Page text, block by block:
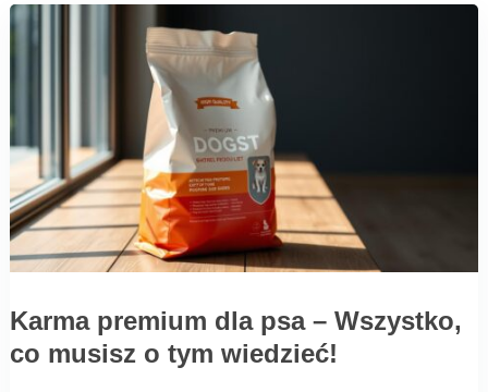
Karma premium dla psa – Wszystko,
co musisz o tym wiedzieć!